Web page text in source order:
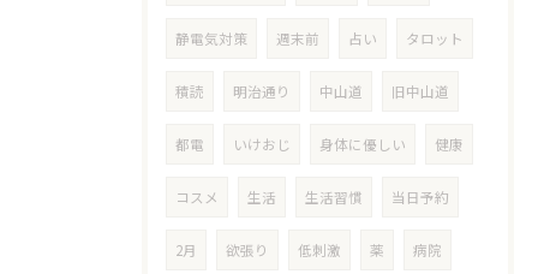
静電気対策 週末前 占い タロット
積読 明治通り 中山道 旧中山道
都電 いけおじ 身体に優しい 健康
コスメ 生活 生活習慣 当日予約
2月 欲張り 低刺激 薬 病院